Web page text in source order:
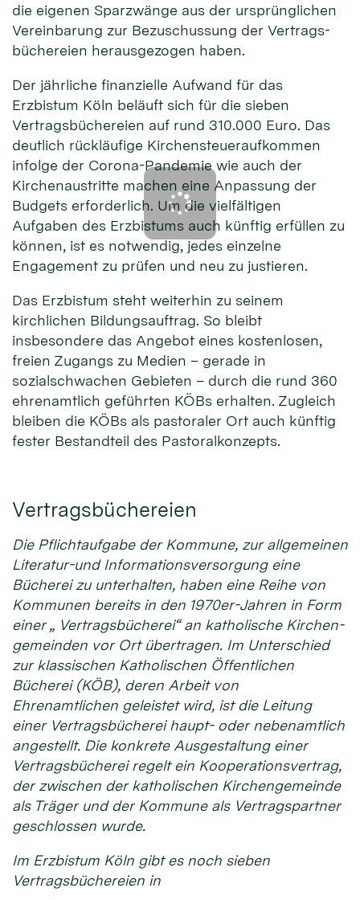
die eigenen Sparzwänge aus der ursprünglichen
Vereinbarung zur Bezuschussung der Vertrags­
büchereien herausgezogen haben.
Der jährliche finanzielle Aufwand für das
Erzbistum Köln beläuft sich für die sieben
Vertrags­büchereien auf rund 310.000 Euro. Das
deutlich rückläufige Kirchen­steuer­aufkommen
infolge der Corona-Pandemie wie auch der
Kirchen­austritte machen eine Anpassung der
Budgets erforderlich. Um die viel­fältigen
Aufgaben des Erzbistums auch künftig erfüllen zu
können, ist es notwendig, jedes einzelne
Engagement zu prüfen und neu zu justieren.
Das Erzbistum steht weiterhin zu seinem
kirchlichen Bildungs­auftrag. So bleibt
insbesondere das Angebot eines kosten­losen,
freien Zugangs zu Medien – gerade in
sozialschwachen Gebieten – durch die rund 360
ehrenamtlich geführten KÖBs erhalten. Zugleich
bleiben die KÖBs als pastoraler Ort auch künftig
fester Bestand­teil des Pastoralkonzepts.
Vertragsbüchereien
Die Pflichtaufgabe der Kommune, zur allgemeinen
Literatur-und Informations­versorgung eine
Bücherei zu unterhalten, haben eine Reihe von
Kommunen bereits in den 1970er-Jahren in Form
einer „ Vertragsbücherei“ an katholische Kirchen­
gemeinden vor Ort übertragen. Im Unterschied
zur klassischen Katholischen Öffentlichen
Bücherei (KÖB), deren Arbeit von
Ehrenamtlichen geleistet wird, ist die Leitung
einer Vertragsbücherei haupt- oder nebenamtlich
angestellt. Die konkrete Ausgestaltung einer
Vertrags­bücherei regelt ein Kooperations­vertrag,
der zwischen der katholischen Kirchen­gemeinde
als Träger und der Kommune als Vertrags­partner
geschlossen wurde.
Im Erzbistum Köln gibt es noch sieben
Vertragsbüchereien in